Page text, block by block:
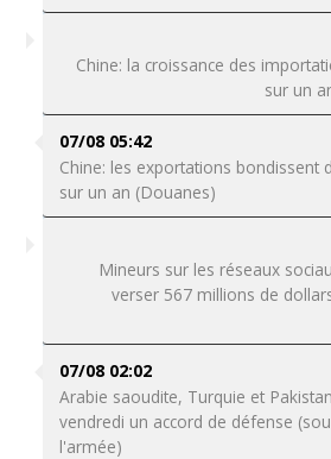
Chine: la croissance des
sur un
07/08 05:42
Chine: les exportations bondissent
sur un an (Douanes)
Mineurs sur les réseaux
verser 567 millions de
07/08 02:02
Arabie saoudite, Turquie et
vendredi un accord de défense
l'armée)